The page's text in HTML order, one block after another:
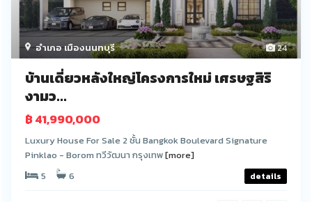
24
อำเภอ เมืองนนทบุรี
บ้านเดี่ยวหลังใหญ่โครงการใหม่ เศรษฐสิริ
งามว...
฿ 41,990,000
Luxury House For Sale 2 ชั้น Bangkok Boulevard Signature
Pinklao - Borom ทวีวัฒนา กรุงเทพ[more]
5
6 details